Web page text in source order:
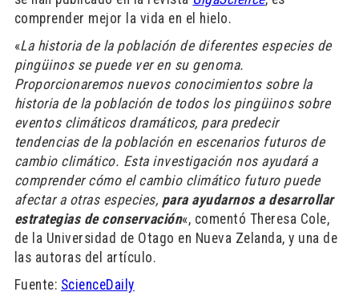
comprender mejor la vida en el hielo.
«La historia de la población de diferentes especies de
pingüinos se puede ver en su genoma.
Proporcionaremos nuevos conocimientos sobre la
historia de la población de todos los pingüinos sobre
eventos climáticos dramáticos, para predecir
tendencias de la población en escenarios futuros de
cambio climático. Esta investigación nos ayudará a
comprender cómo el cambio climático futuro puede
afectar a otras especies, para ayudarnos a desarrollar
estrategias de conservación«, comentó Theresa Cole,
de la Universidad de Otago en Nueva Zelanda, y una de
las autoras del artículo.
Fuente: ScienceDaily